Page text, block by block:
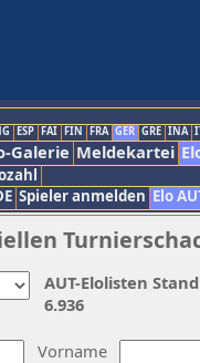
ESP FAI FIN FRA GER GRE INA
Galerie Meldekartei
Spieler anmelden Elo
Vorname
AUT-Elolisten
6.936